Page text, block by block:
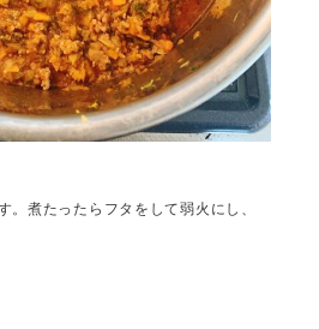
。煮たったらフタをして弱火にし、